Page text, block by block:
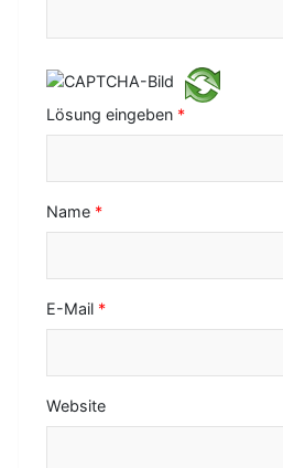
Lösung eingeben *
Name *
E-Mail *
Website